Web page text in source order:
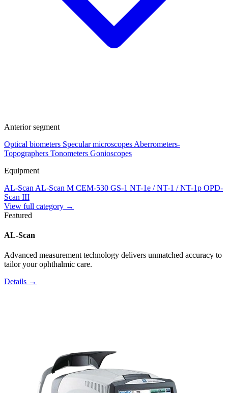
Anterior segment
Optical biometers Specular microscopes Aberrometers-
Topographers Tonometers Gonioscopes
Equipment
AL-Scan AL-Scan M CEM-530 GS-1 NT-1e / NT-1 / NT-1p OPD-
Scan III
View full category →
Featured
AL-Scan
Advanced measurement technology delivers unmatched accuracy to
tailor your ophthalmic care.
Details →